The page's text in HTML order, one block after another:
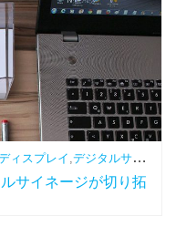
ィスプレイ デジタルサイネージ
サイネージが切り拓